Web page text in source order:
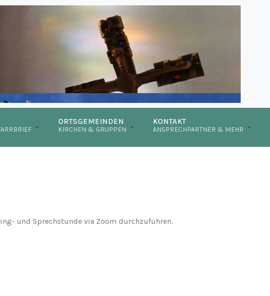
ORTSGEMEINDEN
KIRCHEN & GRUPPEN
KONTAKT
ANSPRECHPARTNER & MEHR
und Sprechstunde via Zoom durchzuführen.